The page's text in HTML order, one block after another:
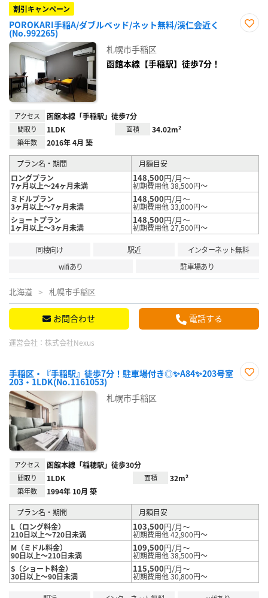
割引キャンペーン
POROKARI手稲A/ダブルベッド/ネット無料/渓仁会近く
(No.992265)
札幌市手稲区
函館本線【手稲駅】徒歩7分！
アクセス 函館本線「手稲駅」徒歩7分
間取り 1LDK 面積 34.02m²
築年数 2016年 4月 築
プラン名・期間
月額目安
ロングプラン
7ヶ月以上～24ヶ月未満
148,500円/月～
初期費用他 38,500円～
ミドルプラン
3ヶ月以上～7ヶ月未満
148,500円/月～
初期費用他 33,000円～
ショートプラン
1ヶ月以上～3ヶ月未満
148,500円/月～
初期費用他 27,500円～
同棲向け 駅近
インターネット無料
wifiあり
駐車場あり
北海道 札幌市手稲区
お問合わせ 電話する
運営会社： 株式会社Nexus
手稲区・『手稲駅』徒歩7分！駐車場付き◎✨A84✨203号室
203・1LDK(No.1161053)
札幌市手稲区
アクセス 函館本線「稲穂駅」徒歩30分
間取り 1LDK 面積 32m²
築年数 1994年 10月 築
プラン名・期間
月額目安
L（ロング料金）
210日以上～720日未満
103,500円/月～
初期費用他 42,900円～
M（ミドル料金）
90日以上～210日未満
109,500円/月～
初期費用他 38,500円～
S（ショート料金）
30日以上～90日未満
115,500円/月～
初期費用他 30,800円～